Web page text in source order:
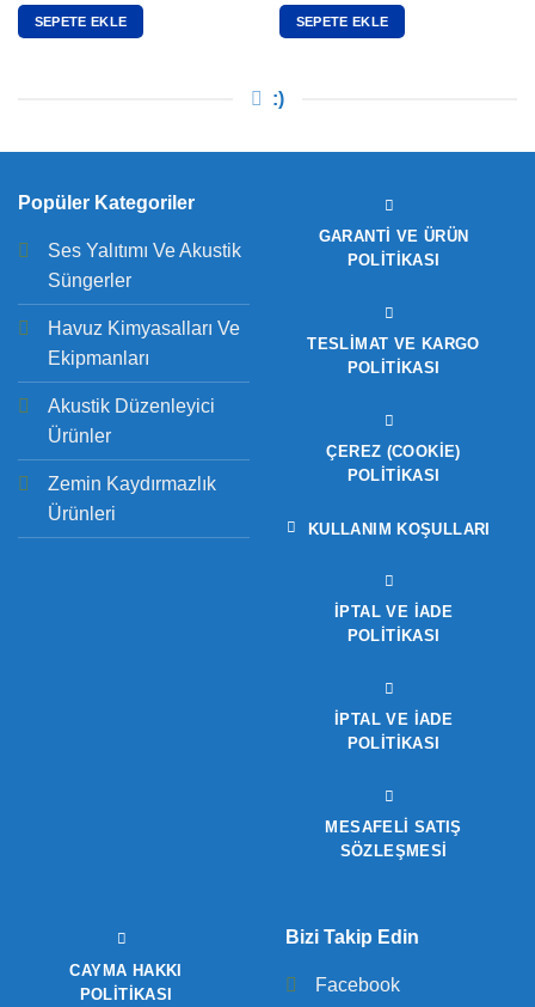
SEPETE EKLE SEPETE EKLE
:)
Popüler Kategoriler
Ses Yalıtımı Ve Akustik
Süngerler
Havuz Kimyasalları Ve
Ekipmanları
Akustik Düzenleyici
Ürünler
Zemin Kaydırmazlık
Ürünleri
GARANTI VE ÜRÜN
POLITIKASI
TESLIMAT VE KARGO
POLITIKASI
ÇEREZ (COOKIE)
POLITIKASI
KULLANIM KOŞULLARI
İPTAL VE İADE
POLITIKASI
İPTAL VE İADE
POLITIKASI
MESAFELİ SATIŞ
SÖZLEŞMESİ
CAYMA HAKKI
POLITIKASI
Bizi Takip Edin
Facebook